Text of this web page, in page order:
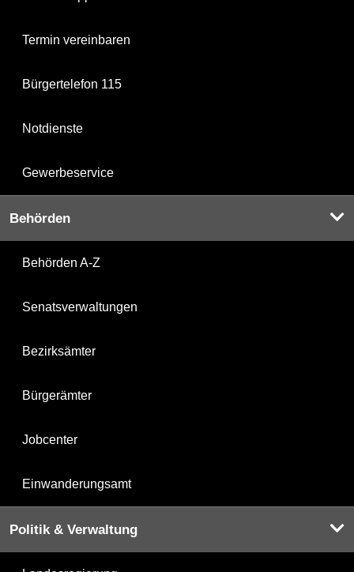
Termin vereinbaren
Bürgertelefon 115
Notdienste
Gewerbeservice
Behörden
Behörden A-Z
Senatsverwaltungen
Bezirksämter
Bürgerämter
Jobcenter
Einwanderungsamt
Politik & Verwaltung